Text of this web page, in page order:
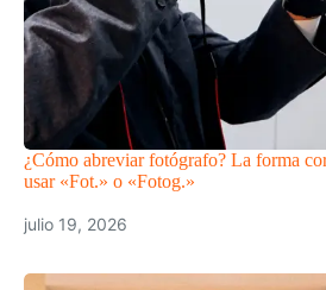
¿Cómo abreviar fotógrafo? La forma
usar «Fot.» o «Fotog.»
julio 19, 2026